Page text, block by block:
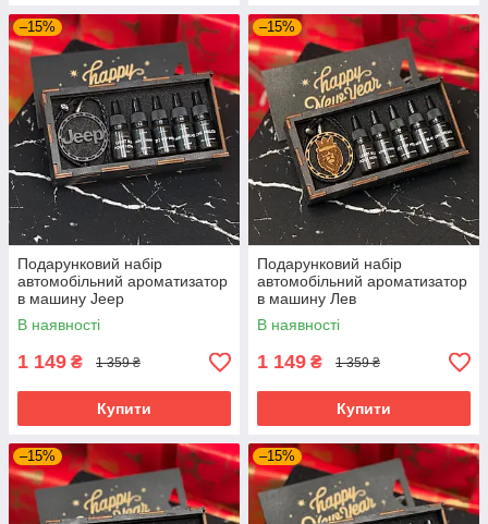
–15%
Подарунковий набір
автомобільний ароматизатор
в машину Jeep
В наявності
1 149 ₴ 1 359 ₴
Купити
–15%
Подарунковий набір
автомобільний ароматизатор
в машину Лев
В наявності
1 149 ₴ 1 359 ₴
Купити
–15% –15%